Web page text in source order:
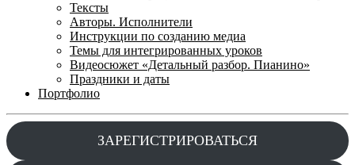
Тексты
Авторы. Исполнители
Инструкции по созданию медиа
Темы для интегрированных уроков
Видеосюжет «Детальный разбор. Пианино»
Праздники и даты
Портфолио
ЗАРЕГИСТРИРОВАТЬСЯ